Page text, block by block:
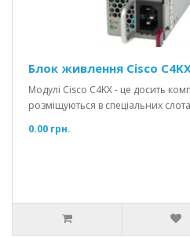
Блок живлення Cisco
Модулі Cisco C4KX - це досить
розміщуються в спеціальних
0.00 грн.